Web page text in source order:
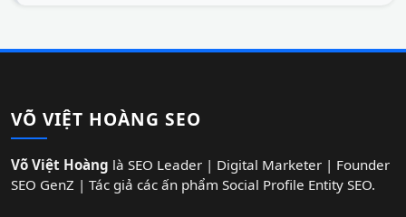
VÕ VIỆT HOÀNG SEO
Võ Việt Hoàng là SEO Leader | Digital Marketer | Founder
SEO GenZ | Tác giả các ấn phẩm Social Profile Entity SEO.